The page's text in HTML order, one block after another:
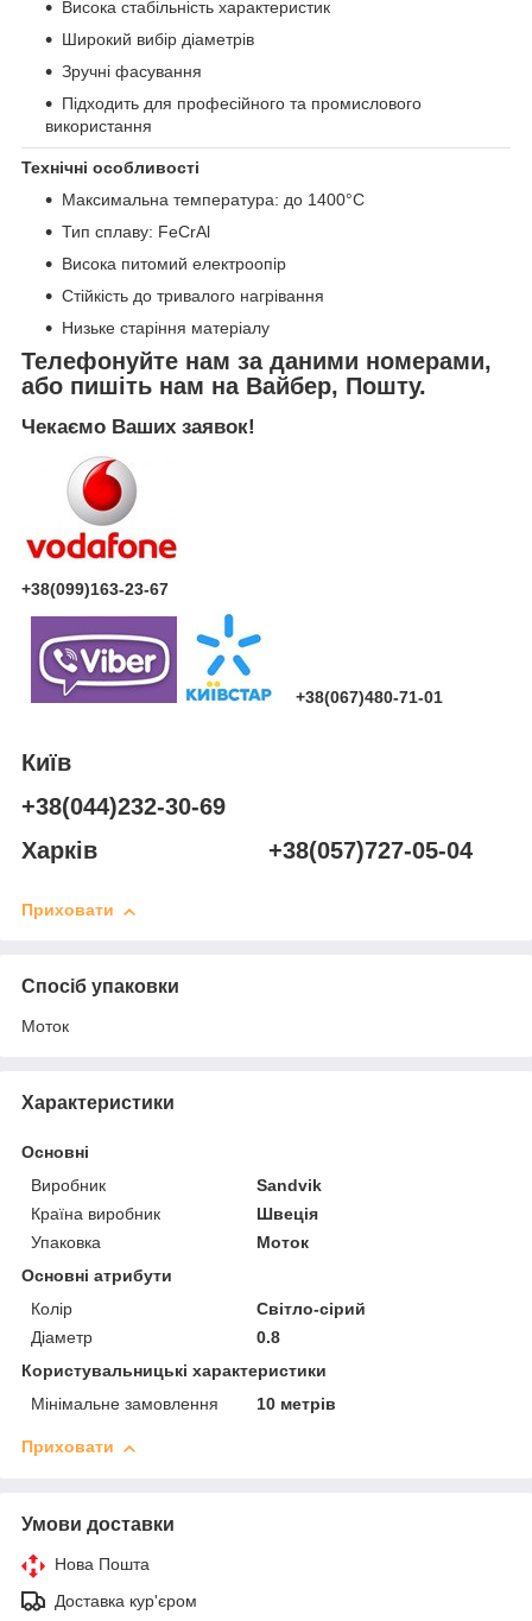
Висока стабільність характеристик
Широкий вибір діаметрів
Зручні фасування
Підходить для професійного та промислового
використання
Технічні особливості
Максимальна температура: до 1400°C
Тип сплаву: FeCrAl
Висока питомий електроопір
Стійкість до тривалого нагрівання
Низьке старіння матеріалу
Телефонуйте нам за даними номерами,
або пишіть нам на Вайбер, Пошту.
Чекаємо Ваших заявок!
+38(099)163-23-67
+38(067)480-71-01
Київ
+38(044)232-30-69
Харків +38(057)727-05-04
Приховати
Спосіб упаковки
Моток
Характеристики
Основні
Виробник
Sandvik
Країна виробник
Швеція
Упаковка
Моток
Основні атрибути
Колір
Світло-сірий
Діаметр
0.8
Користувальницькі характеристики
Мінімальне замовлення
10 метрів
Приховати
Умови доставки
Нова Пошта
Доставка кур'єром